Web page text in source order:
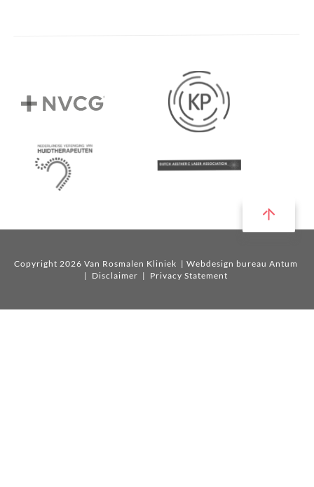
Copyright 2026 Van Rosmalen Kliniek | Webdesign bureau Antum
| Disclaimer | Privacy Statement